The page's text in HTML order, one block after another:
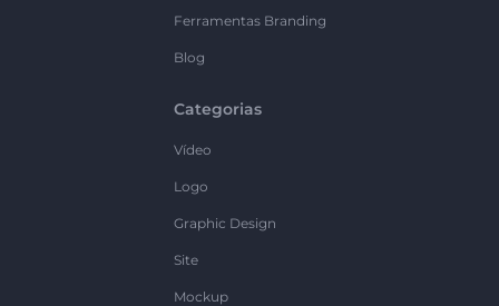
Ferramentas Branding
Blog
Categorias
Vídeo
Logo
Graphic Design
Site
Mockup